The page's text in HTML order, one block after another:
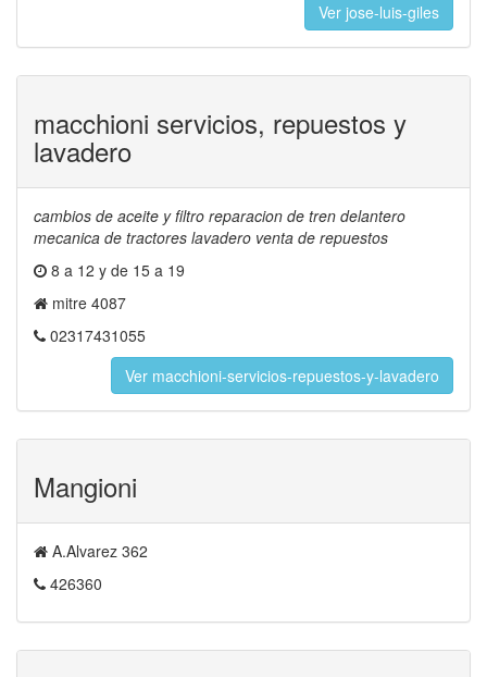
Ver jose-luis-giles
macchioni servicios, repuestos y
lavadero
cambios de aceite y filtro reparacion de tren delantero
mecanica de tractores lavadero venta de repuestos
8 a 12 y de 15 a 19
mitre 4087
02317431055
Ver macchioni-servicios-repuestos-y-lavadero
Mangioni
A.Alvarez 362
426360